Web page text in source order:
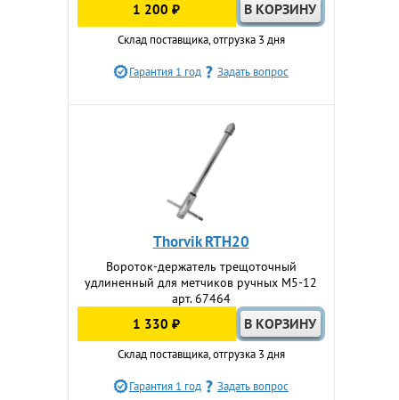
1 200 ₽
Склад поставщика, отгрузка 3 дня
Гарантия 1 год Задать вопрос
Thorvik RTH20
Вороток-держатель трещоточный
удлиненный для метчиков ручных M5-12
арт. 67464
1 330 ₽
Склад поставщика, отгрузка 3 дня
Гарантия 1 год Задать вопрос